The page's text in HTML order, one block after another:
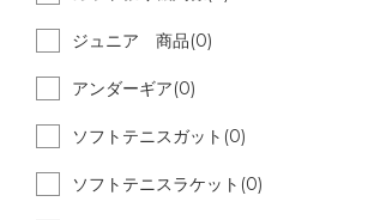
ジュニア 商品(0)
アンダーギア(0)
ソフトテニスガット(0)
ソフトテニスラケット(0)